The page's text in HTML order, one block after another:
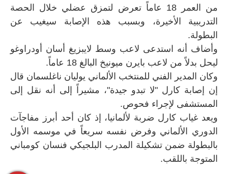
من العمر 18 عاماً تعرض لتمزق عضلي خلال الحصة
التدريبية الأخيرة، وبسبب هذه الإصابة سيغيب عن
البطولة.
وأضاف أنه استدعى لاعب وسط لايبزيغ أسان أودراوغو
ليحل بدلاً من لاعب بايرن ميونيخ البالغ 18 عاماً.
وكان المدير الفني للمنتخب الألماني يوليان ناغلسمان قال
إن إصابة كارل "لا تبدو جيدة"، مشيراً إلى أنه نقل إلى
المستشفى لإجراء فحوص.
ويعد غياب كارل ضربة لألمانيا، إذ كان أحد أبرز مفاجآت
الدوري الألماني وفرض نفسه سريعاً في موسمه الأول
بالبطولة ضمن تشكيلة المدرب البلجيكي فنسان كومباني
المتوجة باللقب.